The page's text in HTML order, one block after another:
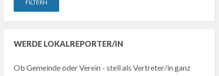
WERDE LOKALREPORTER/IN
Ob Gemeinde oder Verein - stell als Vertreter/in ganz